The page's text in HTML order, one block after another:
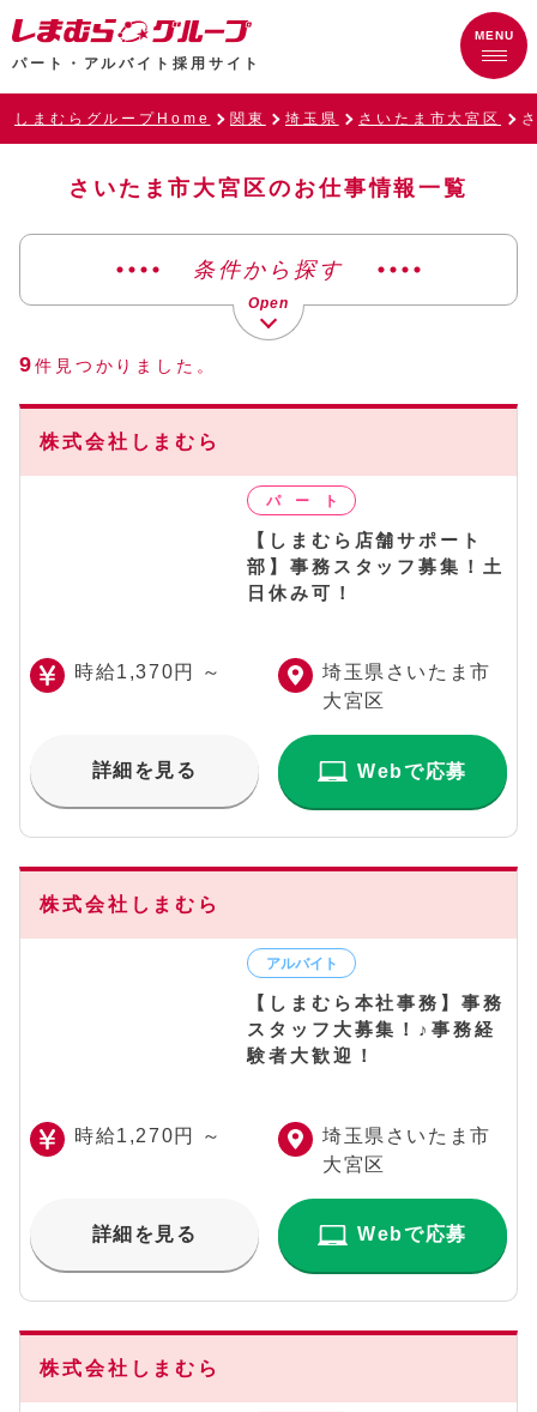
パート・アルバイト採用サイト
しまむらグループHome 関東 埼玉県 さいたま市大宮区
さいたま市大宮区のお仕事情報一覧
条件から探す
9件見つかりました。
株式会社しまむら
【しまむら店舗サポート
部】事務スタッフ募集！土
日休み可！
時給1,370円 ～
埼玉県さいたま市
大宮区
詳細を見る Webで応募
株式会社しまむら
【しまむら本社事務】事務
スタッフ大募集！♪事務経
験者大歓迎！
時給1,270円 ～
埼玉県さいたま市
大宮区
詳細を見る Webで応募
株式会社しまむら